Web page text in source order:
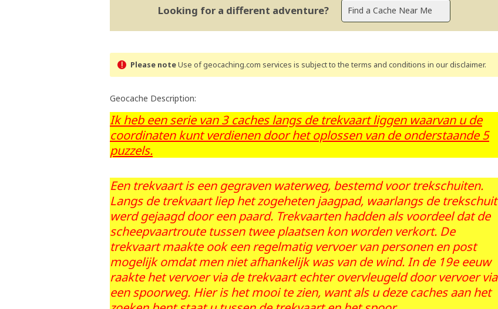
Looking for a different adventure?
Please noteUse of geocaching.com services is subject to the terms and conditions in our disclaimer.
Geocache Description:
Ik heb een serie van 3 caches langs de trekvaart liggen waarvan u de
coordinaten kunt verdienen door het oplossen van de onderstaande 5
puzzels.
Een trekvaart is een gegraven waterweg, bestemd voor trekschuiten.
Langs de trekvaart liep het zogeheten jaagpad, waarlangs de trekschuit
werd gejaagd door een paard. Trekvaarten hadden als voordeel dat de
scheepvaartroute tussen twee plaatsen kon worden verkort. De
trekvaart maakte ook een regelmatig vervoer van personen en post
mogelijk omdat men niet afhankelijk was van de wind. In de 19e eeuw
raakte het vervoer via de trekvaart echter overvleugeld door vervoer via
een spoorweg. Hier is het mooi te zien, want als u deze caches aan het